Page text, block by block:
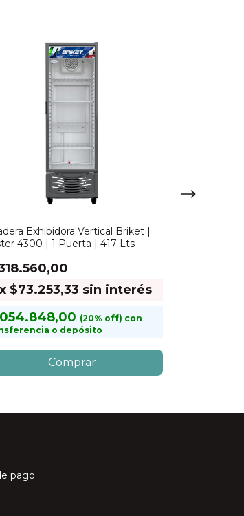
Exhibidora Vertical Briket |
4300 | 1 Puerta | 417 Lts
x $73.253,33 sin interés
con
o depósito
pago